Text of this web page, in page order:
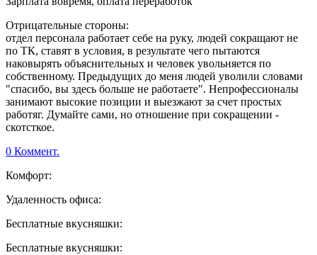
Отрицательные стороны:
отдел персонала работает себе на руку, людей сокращают не
по ТК, ставят в условия, в результате чего пытаются
наковырять объяснительных и человек увольняется по
собственному. Предыдущих до меня людей уволили словами
"спасибо, вы здесь больше не работаете". Непрофессионалы
занимают высокие позиции и выезжают за счет простых
работяг. Думайте сами, но отношение при сокращении -
скотсткое.
0 Коммент.
Комфорт:
Удаленность офиса:
Бесплатные вкусняшки:
Бесплатные вкусняшки: